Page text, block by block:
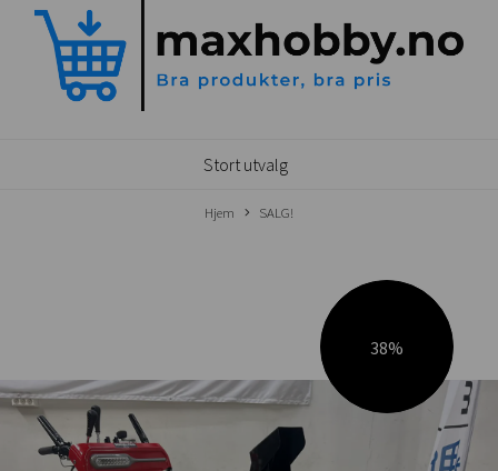
Stort utvalg
Hjem SALG!
38%